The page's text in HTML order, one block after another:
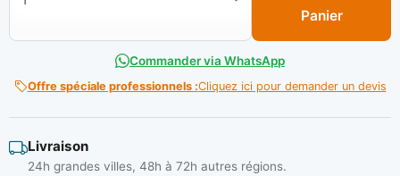
Panier
Commander via WhatsApp
Offre spéciale professionnels :Cliquez ici pour demander un devis
Livraison
24h grandes villes, 48h à 72h autres régions.